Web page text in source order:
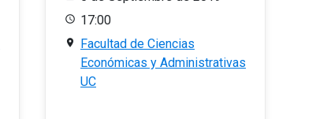
17:00
Facultad de Ciencias
Económicas y Administrativas
UC